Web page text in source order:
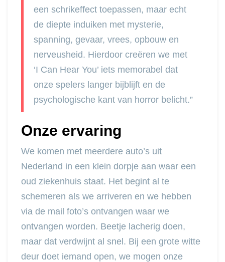
een schrikeffect toepassen, maar echt
de diepte induiken met mysterie,
spanning, gevaar, vrees, opbouw en
nerveusheid. Hierdoor creëren we met
‘I Can Hear You’ iets memorabel dat
onze spelers langer bijblijft en de
psychologische kant van horror belicht.”
Onze ervaring
We komen met meerdere auto’s uit
Nederland in een klein dorpje aan waar een
oud ziekenhuis staat. Het begint al te
schemeren als we arriveren en we hebben
via de mail foto’s ontvangen waar we
ontvangen worden. Beetje lacherig doen,
maar dat verdwijnt al snel. Bij een grote witte
deur doet iemand open, we mogen onze